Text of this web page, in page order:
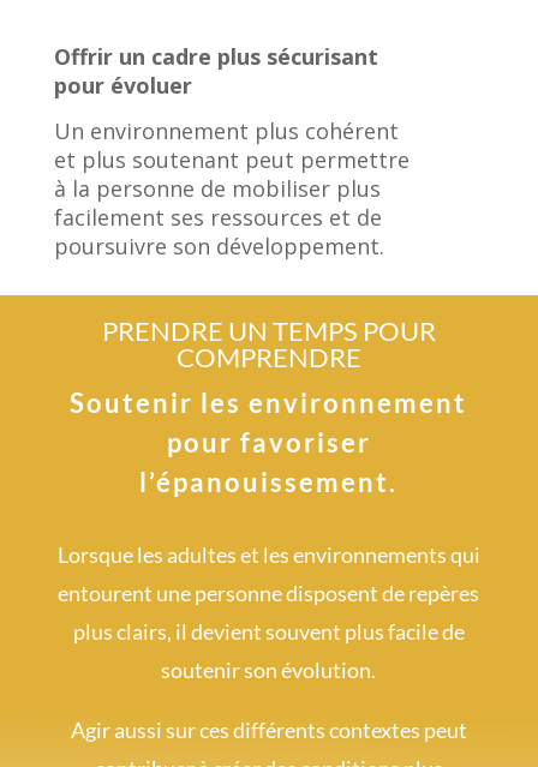
Offrir un cadre plus sécurisant
pour évoluer
Un environnement plus cohérent
et plus soutenant peut permettre
à la personne de mobiliser plus
facilement ses ressources et de
poursuivre son développement.
PRENDRE UN TEMPS POUR
COMPRENDRE
Soutenir les environnement
pour favoriser
l’épanouissement.
Lorsque les adultes et les environnements qui
entourent une personne disposent de repères
plus clairs, il devient souvent plus facile de
soutenir son évolution.
Agir aussi sur ces différents contextes peut